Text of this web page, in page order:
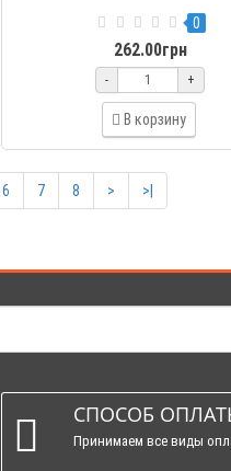
0
262.00грн
- +
В корзину
6 7 8 >
>|
СПОСОБ
Принимаем все виды